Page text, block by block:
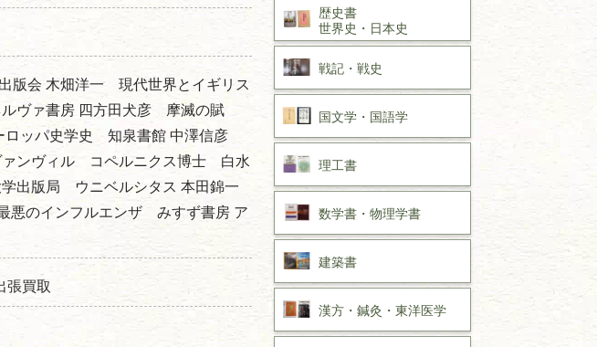
版会 木畑洋一 現代世界とイギリス
ヴァ書房 四方田犬彦 摩滅の賦
ッパ史学史 知泉書館 中澤信彦
ァンヴィル コペルニクス博士 白水
出版局 ウニベルシタス 本田錦一
のインフルエンザ みすず書房 ア
張買取
歴史書
世界史・ 日本史
戦記・戦史
国文学・ 国語学
理工書
数学書・ 物理学書
建築書
漢方・ 鍼灸・ 東洋医学